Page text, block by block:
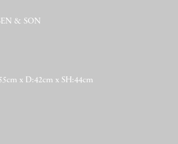
& SON
x D:42cm x SH:44cm